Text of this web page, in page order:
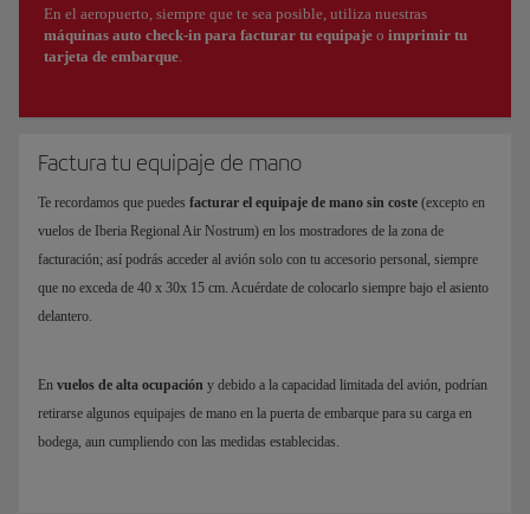
En el aeropuerto, siempre que te sea posible, utiliza nuestras
máquinas auto check-in para facturar tu equipaje o imprimir tu
tarjeta de embarque
Factura tu equipaje de mano
Te recordamos que puedes facturar el equipaje de mano sin coste (excepto en
vuelos de Iberia Regional Air Nostrum) en los mostradores de la zona de
facturación; así podrás acceder al avión solo con tu accesorio personal, siempre
que no exceda de 40 x 30x 15 cm. Acuérdate de colocarlo siempre bajo el asiento
delantero.
En vuelos de alta ocupación y debido a la capacidad limitada del avión, podrían
retirarse algunos equipajes de mano en la puerta de embarque para su carga en
bodega, aun cumpliendo con las medidas establecidas.